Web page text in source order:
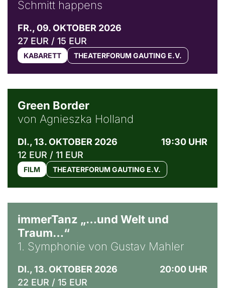
Schmitt happens
FR., 09. OKTOBER 2026
27 EUR / 15 EUR
KABARETT THEATERFORUM GAUTING E.V.
Green Border
von Agnieszka Holland
DI., 13. OKTOBER 2026
19:30 UHR
12 EUR / 11 EUR
FILM THEATERFORUM GAUTING E.V.
immerTanz „…und Welt und
Traum…“
1. Symphonie von Gustav Mahler
DI., 13. OKTOBER 2026
20:00 UHR
22 EUR / 15 EUR